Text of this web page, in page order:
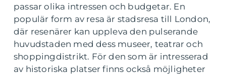
passar olika intressen och budgetar. En
populär form av resa är stadsresa till London,
där resenärer kan uppleva den pulserande
huvudstaden med dess museer, teatrar och
shoppingdistrikt. För den som är intresserad
av historiska platser finns också möjligheter